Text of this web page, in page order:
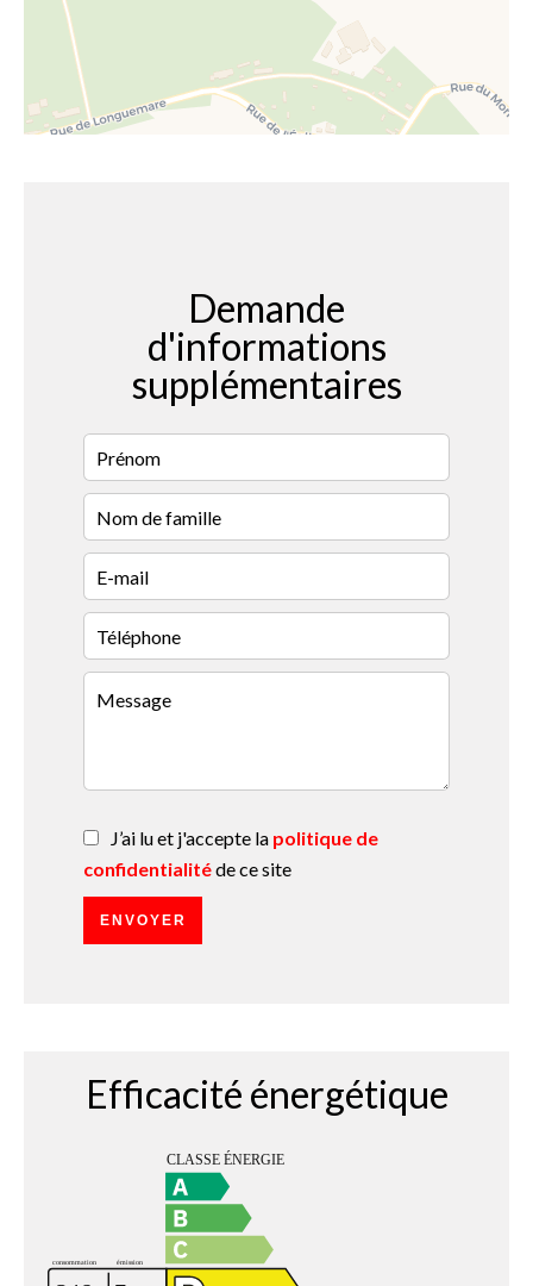
Demande
d'informations
supplémentaires
J’ai lu et j'accepte la politique de
confidentialitéde ce site
ENVOYER
Efficacité énergétique